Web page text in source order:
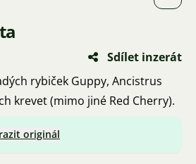
Sdílet inzerát
rybiček Guppy, Ancistrus
krevet (mimo jiné Red Cherry).
originál